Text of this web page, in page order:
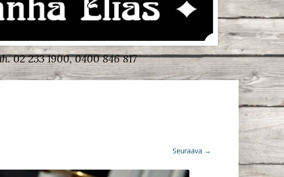
02 233 1900, 0400 846 817
Seuraava →